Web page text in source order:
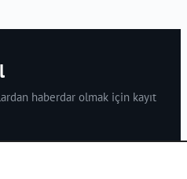
haberdar olmak için kayıt